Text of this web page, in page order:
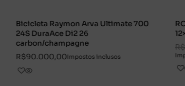
RODA ENVE SES PRO 4.5 BRANCA
12×100 | 12×142 XDR
R$55.184,66R$
Impostos inclusos